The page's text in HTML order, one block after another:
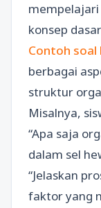
konsep
Contoh soal
berbagai
struktur
Misalnya,
“Apa saja
dalam sel
“Jelaskan
faktor yang